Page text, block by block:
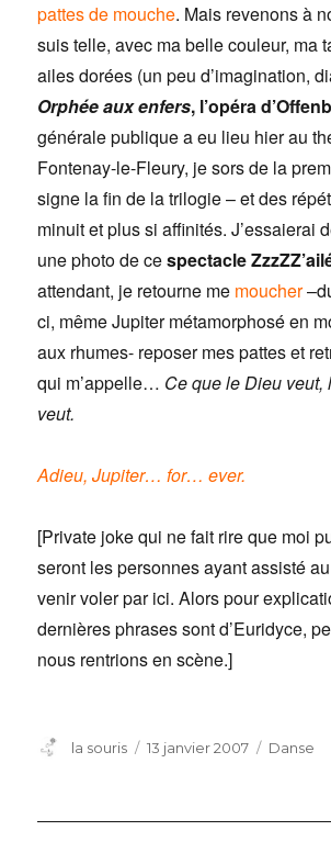
pattes de mouche. Mais revenons à
suis telle, avec ma belle couleur, ma
ailes dorées (un peu d’imagination,
Orphée aux enfers, l’opéra
générale publique a eu lieu hier au
Fontenay-le-Fleury, je sors de la
signe la fin de la trilogie – et des
minuit et plus si affinités. J’essaierai
une photo de cespectacle
attendant, je retourne me moucher
ci, même Jupiter métamorphosé en
aux rhumes- reposer mes pattes et
qui m’appelle… Ce que le Dieu veut,
veut.
Adieu, Jupiter… for… ever.
[Private joke qui ne fait rire que moi
seront les personnes ayant assisté
venir voler par ici. Alors pour
dernières phrases sont d’Euridyce,
nous rentrions en scène.]
Auteur
la souris
Publié
13 janvier 2007 Danse